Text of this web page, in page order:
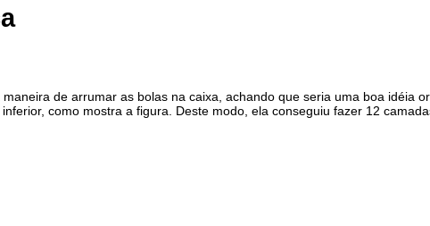
de arrumar as bolas na caixa, achando que seria uma boa idéia
como mostra a figura. Deste modo, ela conseguiu fazer 12